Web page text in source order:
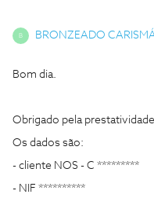
B BRONZEADO
Bom dia.
Obrigado pela
Os dados são:
- cliente NOS - C *********
- NIF **********